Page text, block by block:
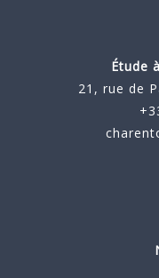
Étude à
21, rue de